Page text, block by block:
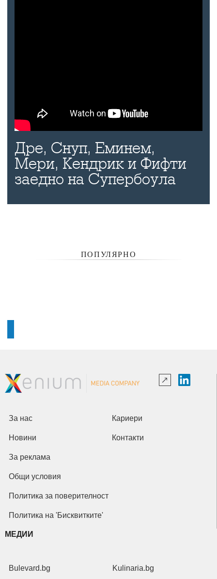
Дре, Снуп, Еминем,
Мери, Кендрик и Фифти
заедно на Супербоула
ПОПУЛЯРНО
За нас Кариери
Новини Контакти
За реклама
Общи условия
Политика за поверителност
Политика на 'Бисквитките'
МЕДИИ
Bulevard.bg Kulinaria.bg